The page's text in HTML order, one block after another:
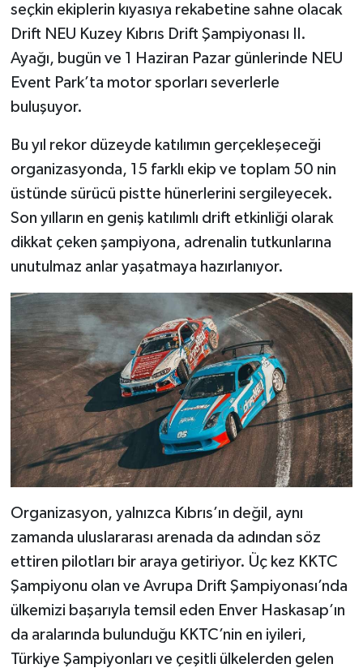
seçkin ekiplerin kıyasıya rekabetine sahne olacak
Drift NEU Kuzey Kıbrıs Drift Şampiyonası II.
Ayağı, bugün ve 1 Haziran Pazar günlerinde NEU
Event Park’ta motor sporları severlerle
buluşuyor.
Bu yıl rekor düzeyde katılımın gerçekleşeceği
organizasyonda, 15 farklı ekip ve toplam 50 nin
üstünde sürücü pistte hünerlerini sergileyecek.
Son yılların en geniş katılımlı drift etkinliği olarak
dikkat çeken şampiyona, adrenalin tutkunlarına
unutulmaz anlar yaşatmaya hazırlanıyor.
Organizasyon, yalnızca Kıbrıs’ın değil, aynı
zamanda uluslararası arenada da adından söz
ettiren pilotları bir araya getiriyor. Üç kez KKTC
Şampiyonu olan ve Avrupa Drift Şampiyonası’nda
ülkemizi başarıyla temsil eden Enver Haskasap’ın
da aralarında bulunduğu KKTC’nin en iyileri,
Türkiye Şampiyonları ve çeşitli ülkelerden gelen